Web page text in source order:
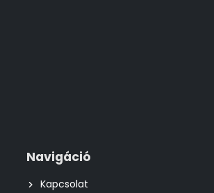
Navigáció
Kapcsolat